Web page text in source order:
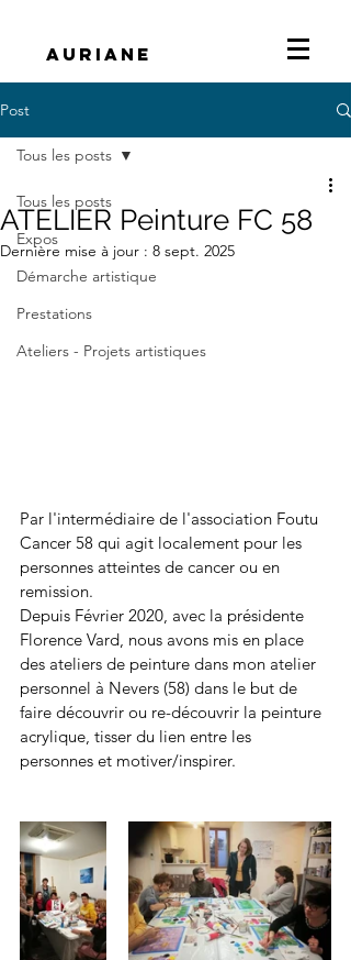
Auriane
Post
Tous les posts
Expos
Démarche artistique
Prestations
Ateliers - Projets artistiques
Tous les posts
ATELIER Peinture FC 58
Dernière mise à jour : 8 sept. 2025
Par l'intermédiaire de l'association Foutu
Cancer 58 qui agit localement pour les
personnes atteintes de cancer ou en
remission.
Depuis Février 2020, avec la présidente
Florence Vard, nous avons mis en place
des ateliers de peinture dans mon atelier
personnel à Nevers (58) dans le but de
faire découvrir ou re-découvrir la peinture
acrylique, tisser du lien entre les
personnes et motiver/inspirer.